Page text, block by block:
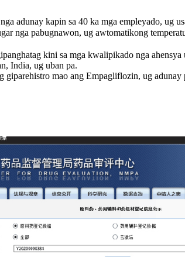
adunay kapin sa 40 ka mga empleyado, ug
nga pabugnawon, ug awtomatikong
kini sa mga kwalipikado nga
India, ug uban pa.
mao ang Empagliflozin, ug adunay